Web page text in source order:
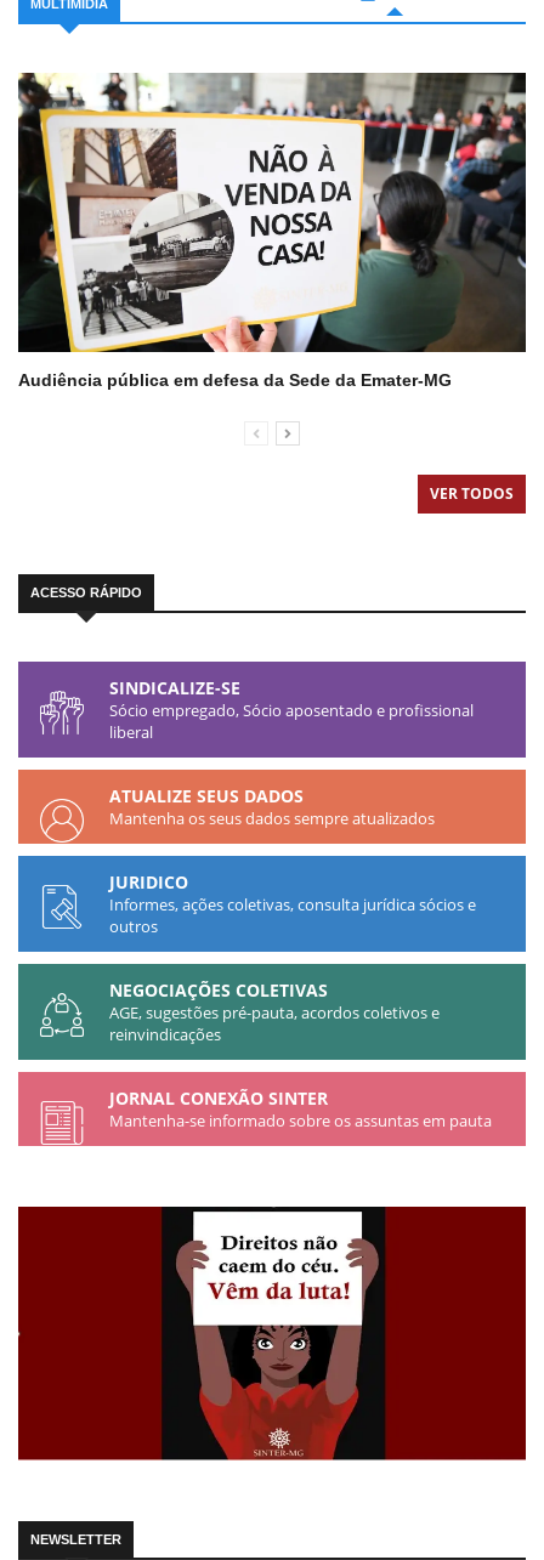
MULTIMIDIA
Audiência pública em defesa da Sede da Emater-MG
VER TODOS
ACESSO RÁPIDO
SINDICALIZE-SE
Sócio empregado, Sócio aposentado e profissional
liberal
ATUALIZE SEUS DADOS
Mantenha os seus dados sempre atualizados​
JURIDICO
Informes, ações coletivas, consulta jurídica sócios e
outros​
NEGOCIAÇÕES COLETIVAS
AGE, sugestões pré-pauta, acordos coletivos e
reinvindicações​
JORNAL CONEXÃO SINTER​
Mantenha-se informado sobre os assuntas em pauta
NEWSLETTER